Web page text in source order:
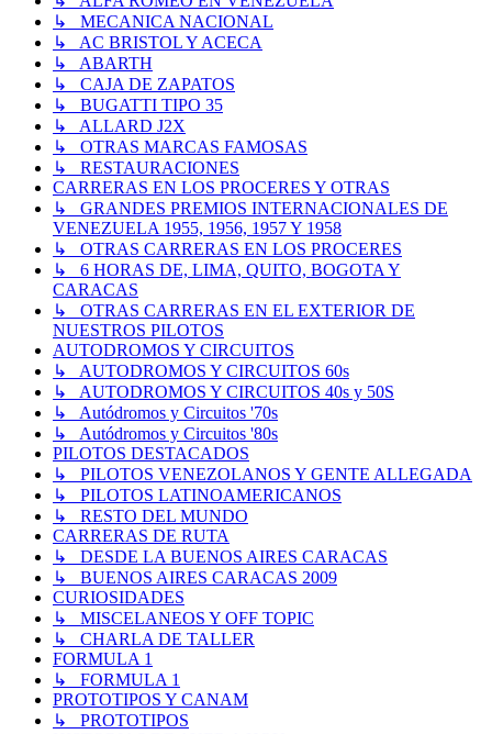
↳ MECANICA NACIONAL
↳ AC BRISTOL Y ACECA
↳ ABARTH
↳ CAJA DE ZAPATOS
↳ BUGATTI TIPO 35
↳ ALLARD J2X
↳ OTRAS MARCAS FAMOSAS
↳ RESTAURACIONES
CARRERAS EN LOS PROCERES Y OTRAS
↳ GRANDES PREMIOS INTERNACIONALES DE
VENEZUELA 1955, 1956, 1957 Y 1958
↳ OTRAS CARRERAS EN LOS PROCERES
↳ 6 HORAS DE, LIMA, QUITO, BOGOTA Y
CARACAS
↳ OTRAS CARRERAS EN EL EXTERIOR DE
NUESTROS PILOTOS
AUTODROMOS Y CIRCUITOS
↳ AUTODROMOS Y CIRCUITOS 60s
↳ AUTODROMOS Y CIRCUITOS 40s y 50S
↳ Autódromos y Circuitos '70s
↳ Autódromos y Circuitos '80s
PILOTOS DESTACADOS
↳ PILOTOS VENEZOLANOS Y GENTE ALLEGADA
↳ PILOTOS LATINOAMERICANOS
↳ RESTO DEL MUNDO
CARRERAS DE RUTA
↳ DESDE LA BUENOS AIRES CARACAS
↳ BUENOS AIRES CARACAS 2009
CURIOSIDADES
↳ MISCELANEOS Y OFF TOPIC
↳ CHARLA DE TALLER
FORMULA 1
↳ FORMULA 1
PROTOTIPOS Y CANAM
↳ PROTOTIPOS